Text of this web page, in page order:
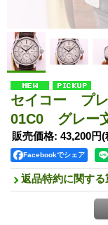
セイコー プ
01C0 グレー
販売価格: 43,200円(
Facebookでシェア
返品特約に関する